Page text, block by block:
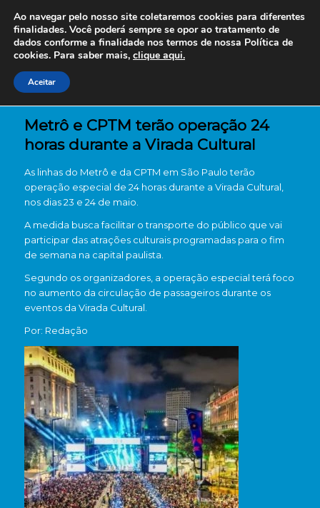
Metrô e CPTM terão operação 24
horas durante a Virada Cultural
As linhas do Metrô e da CPTM em São Paulo terão
operação especial de 24 horas durante a Virada Cultural,
nos dias 23 e 24 de maio.
A medida busca facilitar o transporte do público que vai
participar das atrações culturais programadas para o fim
de semana na capital paulista.
Segundo os organizadores, a operação especial terá foco
no aumento da circulação de passageiros durante os
eventos da Virada Cultural.
Por: Redação
Ao navegar pelo nosso site coletaremos cookies para diferentes
finalidades. Você poderá sempre se opor ao tratamento de
dados conforme a finalidade nos termos de nossa Política de
cookies. Para saber mais, clique aqui.
Aceitar